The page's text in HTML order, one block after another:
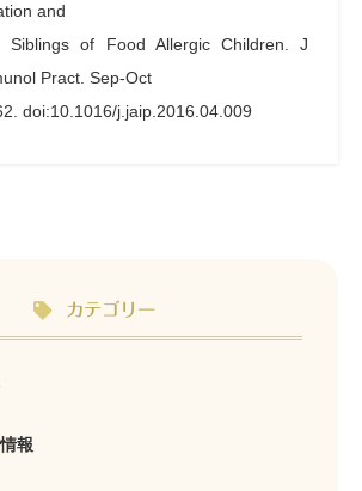
and
Siblings of Food Allergic Children. J
Pract. Sep-Oct
doi:10.1016/j.jaip.2016.04.009
カテゴリー
報